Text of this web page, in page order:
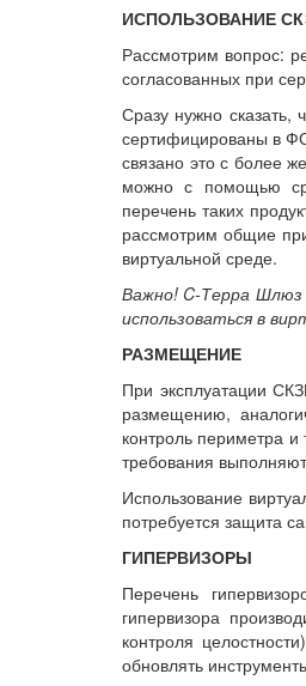
ИСПОЛЬЗОВАНИЕ
Рассмотрим вопрос:
согласованных при
Сразу нужно
сертифицированы в
связано это с более
можно с помощью
перечень таких
рассмотрим общие
виртуальной среде.
Важно! C-Терра Шлюз
использоваться в
РАЗМЕЩЕНИЕ
При эксплуатации
размещению,
контроль периметра
требования
Использование
потребуется защита
ГИПЕРВИЗОРЫ
Перечень
гипервизора
контроля
обновлять